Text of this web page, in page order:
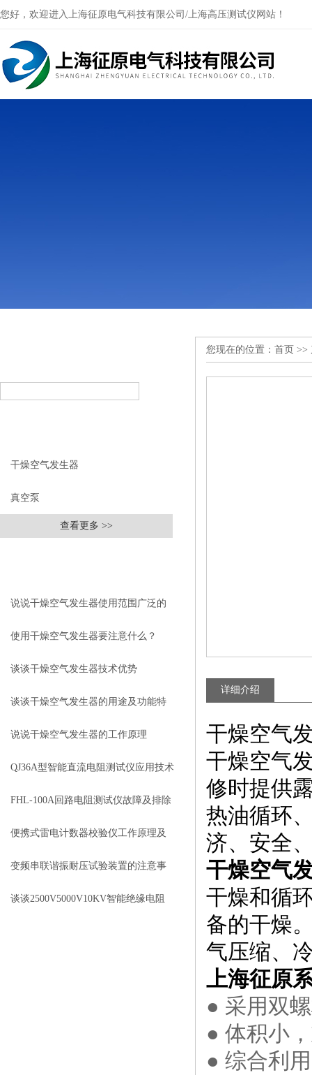
您好，欢迎进入上海征原电气科技有限公司/上海高压测试仪网站！
干燥空气发生器
真空泵
查看更多 >>
说说干燥空气发生器使用范围广泛的
原因
使用干燥空气发生器要注意什么？
谈谈干燥空气发生器技术优势
谈谈干燥空气发生器的用途及功能特
征
说说干燥空气发生器的工作原理
QJ36A型智能直流电阻测试仪应用技术
特点
FHL-100A回路电阻测试仪故障及排除
便携式雷电计数器校验仪工作原理及
操作方法
变频串联谐振耐压试验装置的注意事
项
谈谈2500V5000V10KV智能绝缘电阻
您现在的位置： 首页 >>
详细介绍
干燥空气
干燥空气
修时提供
热油循环
济、安全
干燥空气
干燥和循
备的干燥
气压缩、
上海征原
● 采用双
● 体积小
● 综合利